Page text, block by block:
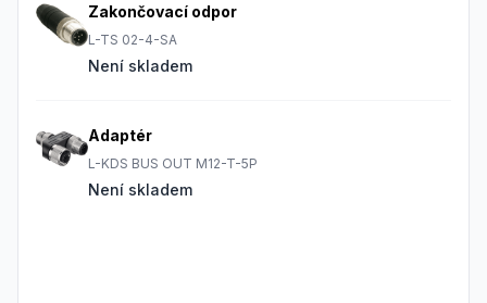
Zakončovací odpor
L-TS 02-4-SA
Není skladem
Adaptér
L-KDS BUS OUT M12-T-5P
Není skladem